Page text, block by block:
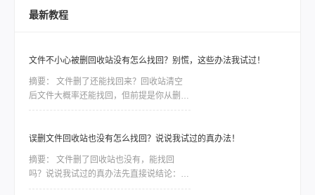
最新教程
文件不小心被删回收站没有怎么找回？别慌，这些办法我试过！
摘要：
后文件大概率还能找回，但前提是你从删除
之后到发现之前，没再往那个盘里存过新东
真实数据还在磁盘上待着。这个前提比用什
仙软件也救不回来。前阵子同事小李给客户
做方案，晚上赶工误把存了三天素材的文件
误删文件回收站也没有怎么找回？说说我试过的真办法！
摘要：
吗？说说我试过的真办法先直接说结论：能
找回，但前提是你清空回收站之后没再往那